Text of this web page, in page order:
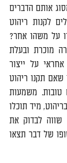
אותם הדברים
לקנות ריהוט
על משהו אחר?
מוכרת ובעלת
על ייצור
שאם תקנו ריהוט
טובות. משמעות
מיד תוכלו
שווה לבדוק את
של דבר תצאו